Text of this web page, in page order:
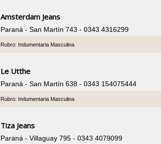
Amsterdam Jeans
Paraná - San Martín 743 - 0343 4316299
Rubro: Indumentaria Masculina
Le Utthe
Paraná - San Martín 638 - 0343 154075444
Rubro: Indumentaria Masculina
Tiza Jeans
Paraná - Villaguay 795 - 0343 4079099